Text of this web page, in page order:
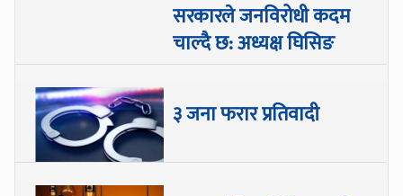
सरकारले जनविरोधी कदम
चाल्दै छ: अध्यक्ष घिसिङ
३ जना फरार प्रतिवादी